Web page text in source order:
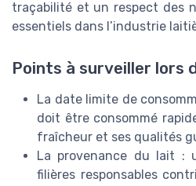
traçabilité et un respect des
essentiels dans l’industrie
Points à surveiller lors
La date limite de
doit être consommé
fraîcheur et ses qualités
La provenance du lait :
filières responsables